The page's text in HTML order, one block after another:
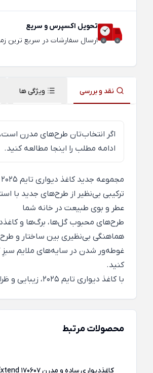
تحویل اکسپرس و سریع
ارسال سفارشات در سریع ترین
نقد و بررسی ویژگی ها
ادامه مطلب را اینجا مطالعه کنید.
مجموعه جدید کاغذ دیواری تایم 2025 از کشور بلژیک
ترکیبی بی‌نظیر از طرح‌های جدید با استفاده از
عطر و بوی طبیعت در خانه شما
طرح‌های محبوب گل‌ها، برگ‌ها و
هماهنگی بی‌نظیری بین ساختار و
کنید.
با کاغذ دیواری تایم 2025، زیبایی و ظرافت را به خانه خود دعوت کنید.
محصولات مرتبط
کاغذدیواری ساده و مدرن Extend 170607